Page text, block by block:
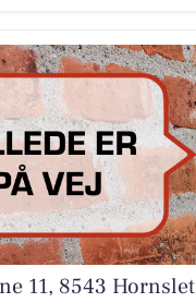
11, 8543 Hornslet